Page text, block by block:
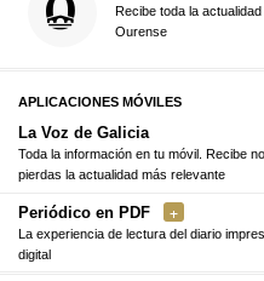
Recibe toda la
Ourense
APLICACIONES MÓVILES
La Voz de Galicia
Toda la información en tu móvil. Recibe
pierdas la actualidad más relevante
Periódico en PDF
La experiencia de lectura del diario
digital